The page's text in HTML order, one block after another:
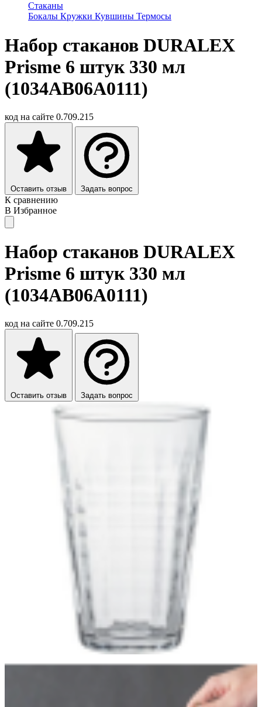
Стаканы
Бокалы Кружки Кувшины Термосы
Набор стаканов DURALEX
Prisme 6 штук 330 мл
(1034AB06A0111)
код на сайте 0.709.215
Оставить отзыв Задать вопрос
К сравнению
В Избранное
Набор стаканов DURALEX
Prisme 6 штук 330 мл
(1034AB06A0111)
код на сайте 0.709.215
Оставить отзыв Задать вопрос